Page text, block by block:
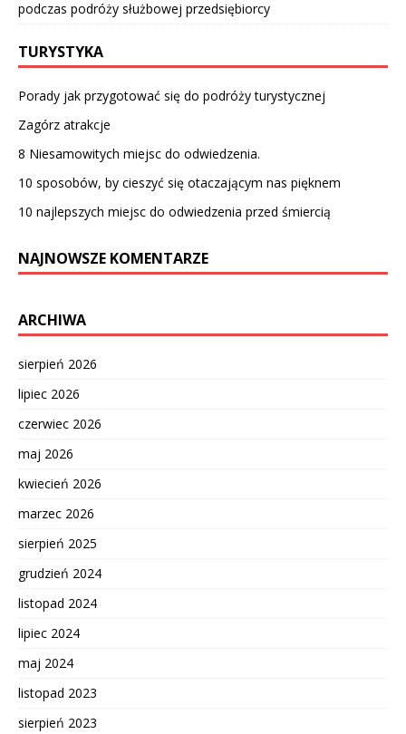
podczas podróży służbowej przedsiębiorcy
TURYSTYKA
Porady jak przygotować się do podróży turystycznej
Zagórz atrakcje
8 Niesamowitych miejsc do odwiedzenia.
10 sposobów, by cieszyć się otaczającym nas pięknem
10 najlepszych miejsc do odwiedzenia przed śmiercią
NAJNOWSZE KOMENTARZE
ARCHIWA
sierpień 2026
lipiec 2026
czerwiec 2026
maj 2026
kwiecień 2026
marzec 2026
sierpień 2025
grudzień 2024
listopad 2024
lipiec 2024
maj 2024
listopad 2023
sierpień 2023